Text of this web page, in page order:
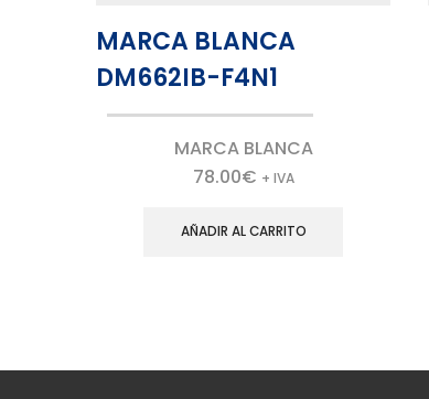
MARCA BLANCA
DM662IB-F4N1
MARCA BLANCA
78.00€ + IVA
AÑADIR AL CARRITO